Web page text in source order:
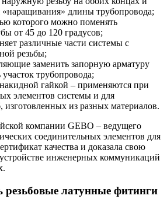
«наращивания» длины трубопровода;
которого можно поменять
от 45 до 120 градусов;
различные части системы с
резьбы;
заменить запорную арматуру
трубопровода;
гайкой – применяются при
элементов системы и для
изготовленных из разных материалов.
компании GEBO – ведущего
соединительных элементов для
качества и доказала свою
инженерных коммуникаций
резьбовые латунные фитинги